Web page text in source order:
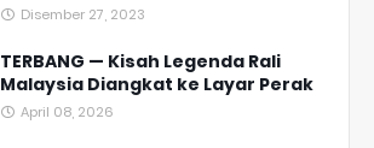
Disember 27, 2023
TERBANG — Kisah Legenda Rali
Malaysia Diangkat ke Layar Perak
April 08, 2026